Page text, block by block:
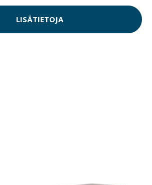
LISÄTIETOJA